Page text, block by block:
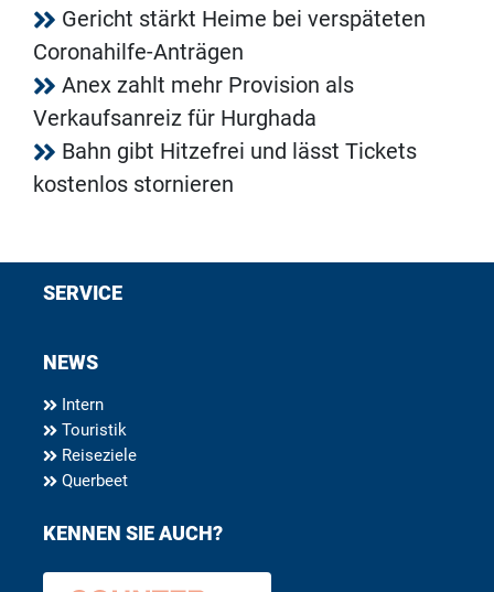
Gericht stärkt Heime bei verspäteten
Coronahilfe-Anträgen
Anex zahlt mehr Provision als
Verkaufsanreiz für Hurghada
Bahn gibt Hitzefrei und lässt Tickets
kostenlos stornieren
SERVICE
NEWS
Intern
Touristik
Reiseziele
Querbeet
KENNEN SIE AUCH?